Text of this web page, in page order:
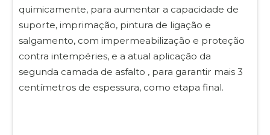
quimicamente, para aumentar a capacidade de
suporte, imprimação, pintura de ligação e
salgamento, com impermeabilização e proteção
contra intempéries, e a atual aplicação da
segunda camada de asfalto , para garantir mais 3
centímetros de espessura, como etapa final.